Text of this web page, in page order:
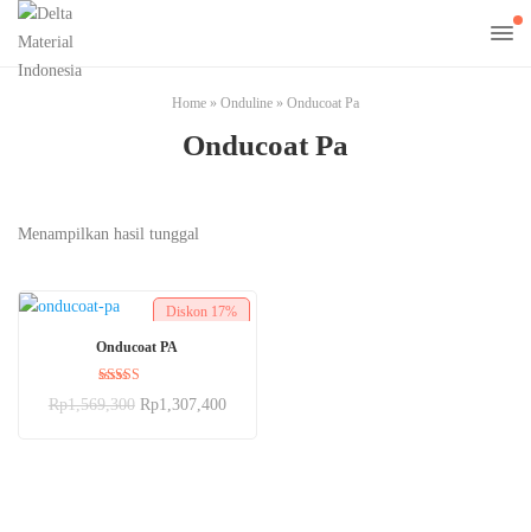
Home » Onduline » Onducoat Pa
Onducoat Pa
Menampilkan hasil tunggal
Diskon 17%
Onducoat PA
Dinilai
5.00
Rp1,569,300 Rp1,307,400